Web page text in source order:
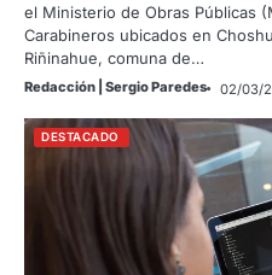
el Ministerio de Obras Públicas
Carabineros ubicados en
Riñinahue, comuna de…
Redacción | Sergio Paredes 02/03/
DESTACADO